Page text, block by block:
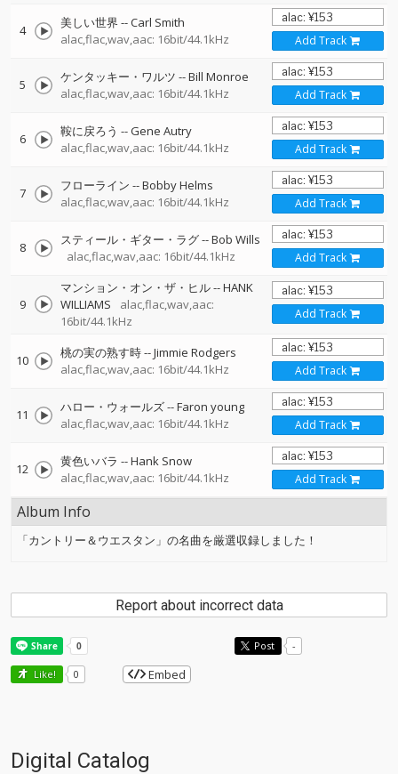
4 美しい世界 --Carl Smith
alac,flac,wav,aac: 16bit/44.1kHz
Add Track
5 ケンタッキー・ワルツ --Bill Monroe
alac,flac,wav,aac: 16bit/44.1kHz
Add Track
6 鞍に戻ろう --Gene Autry
alac,flac,wav,aac: 16bit/44.1kHz
Add Track
7 フローライン --Bobby Helms
alac,flac,wav,aac: 16bit/44.1kHz
Add Track
8 スティール・ギター・ラグ--Bob Wills
alac,flac,wav,aac: 16bit/44.1kHz
Add Track
9
マンション・オン・ザ・ヒル--HANK
WILLIAMS
alac,flac,wav,aac:
16bit/44.1kHz
Add Track
10 桃の実の熟す時--Jimmie Rodgers
alac,flac,wav,aac: 16bit/44.1kHz
Add Track
11 ハロー・ウォールズ--Faron young
alac,flac,wav,aac: 16bit/44.1kHz
Add Track
12 黄色いバラ --Hank Snow
alac,flac,wav,aac: 16bit/44.1kHz
Add Track
Album Info
「カントリー＆ウエスタン」の名曲を厳選収録しました！
Report about incorrect data
Post -
Like! 0 Embed
Digital Catalog